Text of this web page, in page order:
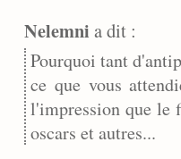
Nelemni a dit :
Pourquoi tant
ce que vous
l'impression que le
oscars et autres...